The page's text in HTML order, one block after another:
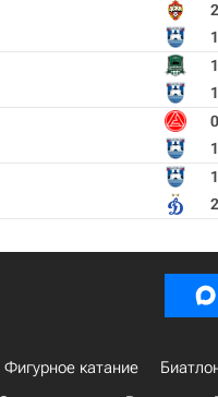
2
1
1
1
0
1
1
2
Фигурное катание